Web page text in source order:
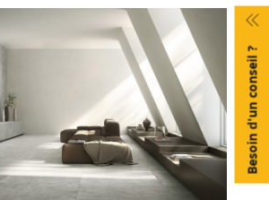
Besoin d'un conseil ?